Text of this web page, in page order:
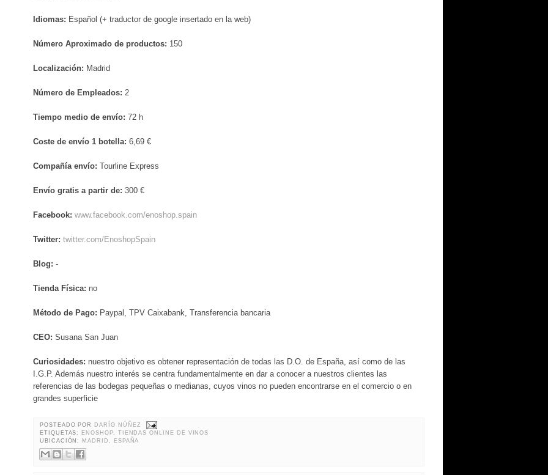
Idiomas: Español (+ traductor de google insertado en la web)
Número Aproximado de productos: 150
Localización: Madrid
Número de Empleados: 2
Tiempo medio de envío: 72 h
Coste de envío 1 botella: 6,69 €
Compañía envío: Tourline Express
Envío gratis a partir de: 300 €
Facebook: www.facebook.com/enoshop.spain
Twitter: twitter.com/EnoshopSpain
Blog: -
Tienda Física: no
Método de Pago: Paypal, TPV Caixabank, Transferencia bancaria
CEO: Susana San Juan
Curiosidades: nuestro objetivo es obtener representación de todas las D.O. de España, así como de las
I.G.P. Además nuestro interés se centra fundamentalmente en dar a conocer a nuestros clientes las
referencias de las bodegas pequeñas o medianas, cuyos vinos no pueden encontrarse en el comercio o en
grandes superficie
POSTEADO POR DARÍO NÚÑEZ
ETIQUETAS: ENOSHOP, TIENDAS ONLINE DE VINOS
UBICACIÓN: MADRID, ESPAÑA